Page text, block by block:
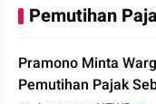
Pemutihan
Pramono Minta
Pemutihan Pajak